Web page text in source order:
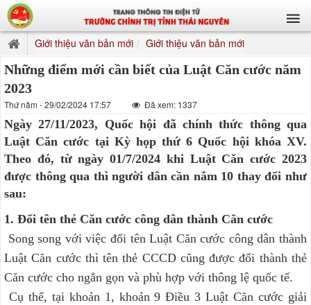
Giới thiệu văn bản mới Giới thiệu văn bản mới
Những điểm mới cần biết của Luật Căn cước năm
2023
Thứ năm - 29/02/2024 17:57 Đã xem: 1337
Ngày 27/11/2023, Quốc hội đã chính thức thông qua
Luật Căn cước tại Kỳ họp thứ 6 Quốc hội khóa XV.
Theo đó, từ ngày 01/7/2024 khi Luật Căn cước 2023
được thông qua thì người dân cần nắm 10 thay đổi như
sau:
1. Đổi tên thẻ Căn cước công dân thành Căn cước
Song song với việc đổi tên Luật Căn cước công dân thành
Luật Căn cước thì tên thẻ CCCD cũng được đổi thành thẻ
Căn cước cho ngắn gọn và phù hợp với thông lệ quốc tế.
Cụ thể, tại khoản 1, khoản 9 Điều 3 Luật Căn cước giải